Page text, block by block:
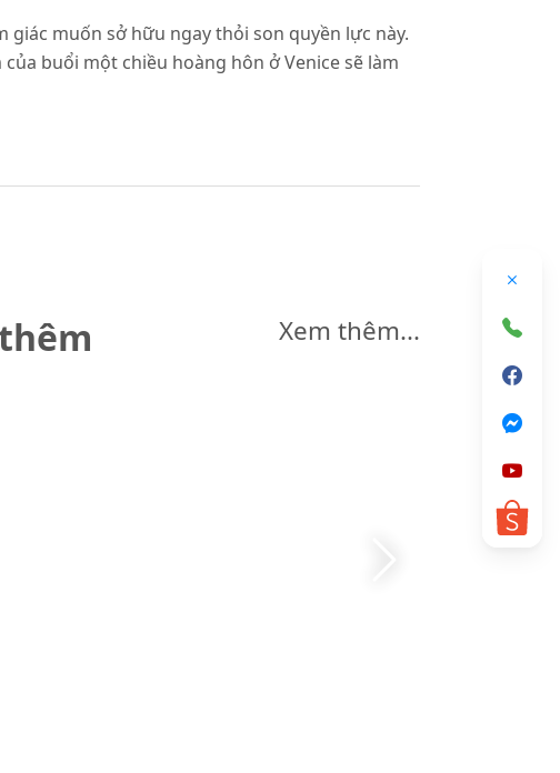
muốn sở hữu ngay thỏi son quyền lực này.
buổi một chiều hoàng hôn ở Venice sẽ làm
Xem thêm...